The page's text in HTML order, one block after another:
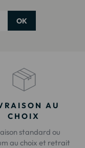
OK
AU
CHOIX
standard ou
au choix et retrait